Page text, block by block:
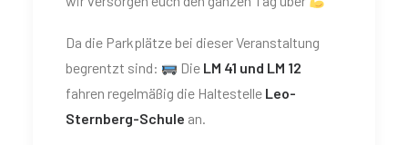
Da die Parkplätze bei dieser Veranstaltung
begrentzt sind:
Die LM 41 und LM 12
fahren regelmäßig die Haltestelle Leo-
Sternberg-Schule an.